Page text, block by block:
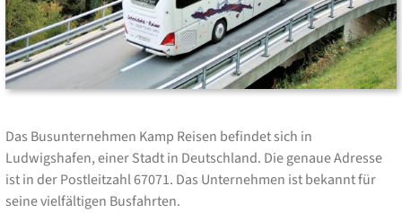
Das Busunternehmen Kamp Reisen befindet sich in
Ludwigshafen, einer Stadt in Deutschland. Die genaue Adresse
ist in der Postleitzahl 67071. Das Unternehmen ist bekannt für
seine vielfältigen Busfahrten.